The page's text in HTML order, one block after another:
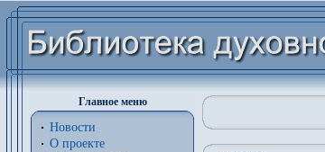
Главное меню
Новости
О проекте